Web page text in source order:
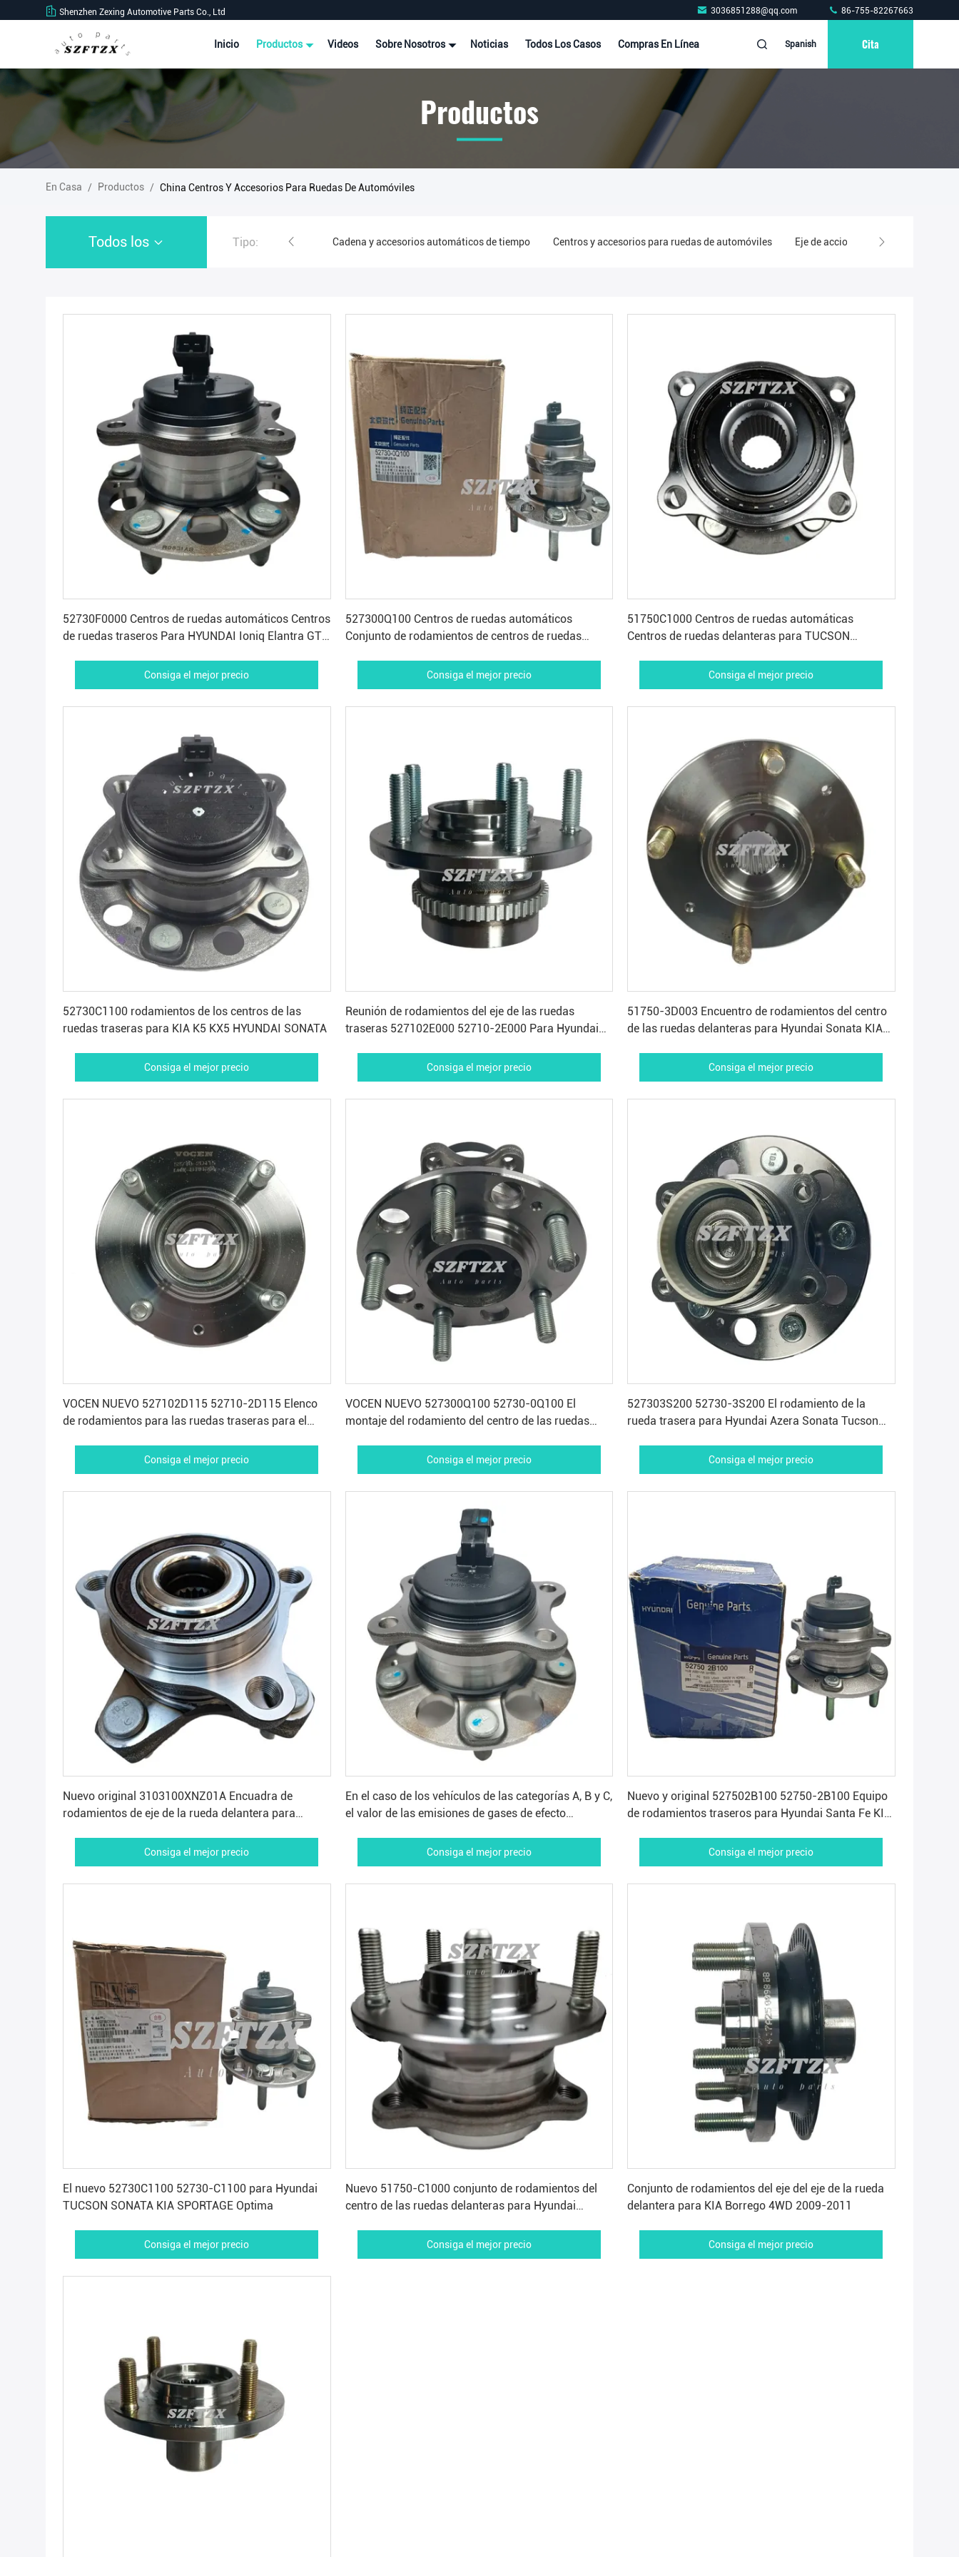
Shenzhen Zexing Automotive Parts Co., Ltd 3036851288@qq.com 86-755-82267663
Inicio Productos Videos Sobre Nosotros Noticias Todos Los Casos Compras En Línea Spanish Cita
Productos
En Casa / Productos / China Centros Y Accesorios Para Ruedas De Automóviles
Todos los Tipo:
Muelle de relojes automáticos Cadena y accesorios automáticos de tiempo Centros y accesorios para ruedas de automóviles Eje de accionamiento automático y
52730F0000 Centros de ruedas automáticos Centros
de ruedas traseros Para HYUNDAI Ioniq Elantra GT
Consiga el mejor precio
527300Q100 Centros de ruedas automáticos
Conjunto de rodamientos de centros de ruedas
Consiga el mejor precio
51750C1000 Centros de ruedas automáticas
Centros de ruedas delanteras para TUCSON
Consiga el mejor precio
52730C1100 rodamientos de los centros de las
ruedas traseras para KIA K5 KX5 HYUNDAI SONATA
Consiga el mejor precio
Reunión de rodamientos del eje de las ruedas
traseras 527102E000 52710-2E000 Para Hyundai
Consiga el mejor precio
51750-3D003 Encuentro de rodamientos del centro
de las ruedas delanteras para Hyundai Sonata KIA
Consiga el mejor precio
VOCEN NUEVO 527102D115 52710-2D115 Elenco
de rodamientos para las ruedas traseras para el
Consiga el mejor precio
VOCEN NUEVO 527300Q100 52730-0Q100 El
montaje del rodamiento del centro de las ruedas
Consiga el mejor precio
527303S200 52730-3S200 El rodamiento de la
rueda trasera para Hyundai Azera Sonata Tucson
Consiga el mejor precio
Nuevo original 3103100XNZ01A Encuadra de
rodamientos de eje de la rueda delantera para
Consiga el mejor precio
En el caso de los vehículos de las categorías A, B y C,
el valor de las emisiones de gases de efecto
efecto invernadero.Consiga el mejor precio
Nuevo y original 527502B100 52750-2B100 Equipo
de rodamientos traseros para Hyundai Santa Fe KIA
Consiga el mejor precio
El nuevo 52730C1100 52730-C1100 para Hyundai
TUCSON SONATA KIA SPORTAGE Optima
Consiga el mejor precio
Nuevo 51750-C1000 conjunto de rodamientos del
centro de las ruedas delanteras para Hyundai
Consiga el mejor precio
Conjunto de rodamientos del eje del eje de la rueda
delantera para KIA Borrego 4WD 2009-2011
Consiga el mejor precio